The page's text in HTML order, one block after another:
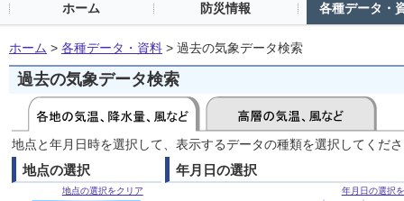
ホーム 防災情報 各種データ・
ホーム > 各種データ・資料 > 過去の気象データ検索
過去の気象データ検索
地点と年月日時を選択して、表示するデータの種類を選択してくだ
地点の選択
地点の選択をクリア
年月日の選択
年月日の選択